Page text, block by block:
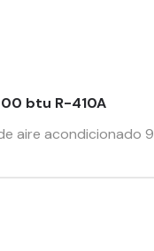
btu R-410A
aire acondicionado